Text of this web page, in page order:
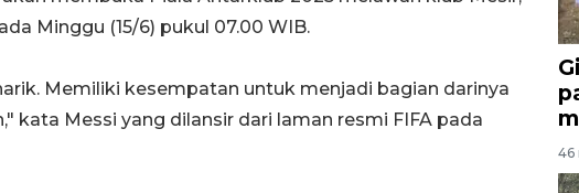
Minggu (15/6) pukul 07.00 WIB.
Memiliki kesempatan untuk menjadi bagian darinya
kata Messi yang dilansir dari laman resmi FIFA pada
46